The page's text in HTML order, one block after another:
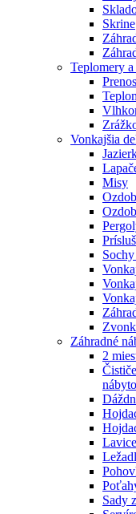
Skrine
Teplomery
Vonkajšia
Misy
Záhradné
2
Lavice
Sady